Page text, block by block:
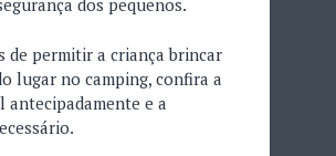
dos pequenos.
de permitir a criança brincar
lugar no camping, confira a
antecipadamente e a